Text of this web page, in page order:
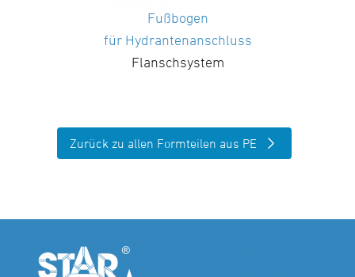
Fußbogen
für Hydrantenanschluss
Flanschsystem
Zurück zu allen Formteilen aus PE